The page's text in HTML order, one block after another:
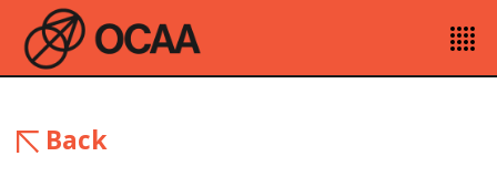
Back